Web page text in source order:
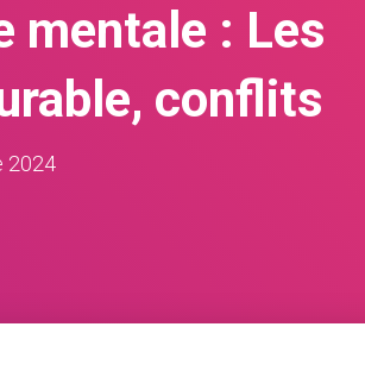
mentale : Les
conflits
2024